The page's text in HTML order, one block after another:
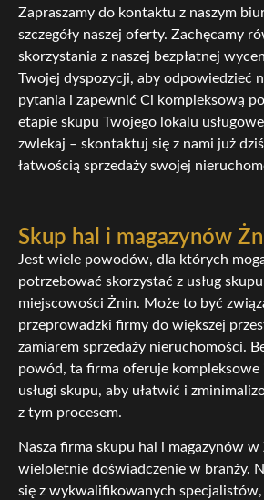
Zapraszamy do kontaktu z naszym
szczegóły naszej oferty. Zachęcamy
skorzystania z naszej bezpłatnej
Twojej dyspozycji, aby odpowiedzieć
pytania i zapewnić Ci kompleksową
etapie skupu Twojego lokalu
zwlekaj – skontaktuj się z nami już
łatwością sprzedaży swojej
Skup hal i magazynów
Jest wiele powodów, dla których
potrzebować skorzystać z usług
miejscowości Żnin. Może to być
przeprowadzki firmy do większej
zamiarem sprzedaży nieruchomości.
powód, ta firma oferuje kompleksowe
usługi skupu, aby ułatwić i
z tym procesem.
Nasza firma skupu hal i magazynów w
wieloletnie doświadczenie w branży.
się z wykwalifikowanych specjalistów,